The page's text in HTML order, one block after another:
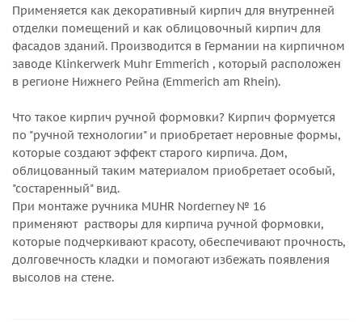
Применяется как декоративный кирпич для внутренней
отделки помещений и как облицовочный кирпич для
фасадов зданий. Производится в Германии на кирпичном
заводе Klinkerwerk Muhr Emmerich , который расположен
в регионе Нижнего Рейна (Emmerich am Rhein).
Что такое кирпич ручной формовки? Кирпич формуется
по "ручной технологии" и приобретает неровные формы,
которые создают эффект старого кирпича. Дом,
облицованный таким материалом приобретает особый,
"состаренный" вид.
При монтаже ручника MUHR Norderney № 16
применяют растворы для кирпича ручной формовки,
которые подчеркивают красоту, обеспечивают прочность,
долговечность кладки и помогают избежать появления
высолов на стене.